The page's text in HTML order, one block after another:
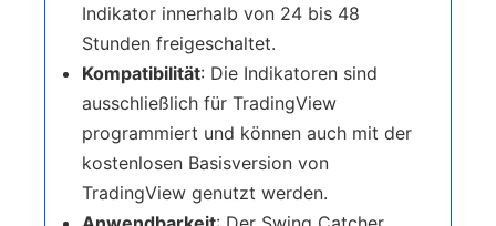
Indikator innerhalb von 24 bis 48
Stunden freigeschaltet.
Kompatibilität: Die Indikatoren sind
ausschließlich für TradingView
programmiert und können auch mit der
kostenlosen Basisversion von
TradingView genutzt werden.